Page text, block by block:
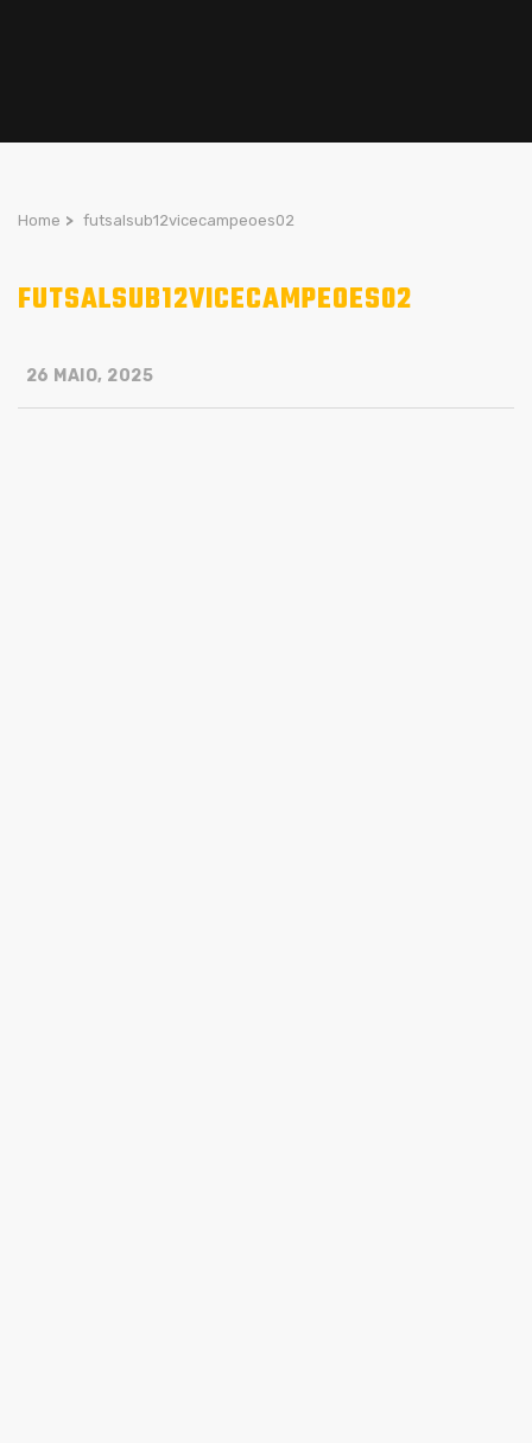
Home > futsalsub12vicecampeoes02
FUTSALSUB12VICECAMPEOES02
26 MAIO, 2025